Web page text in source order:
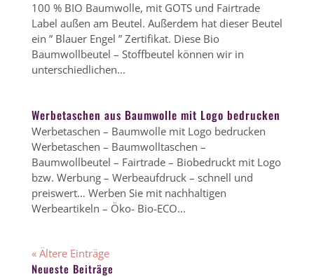
100 % BIO Baumwolle, mit GOTS und Fairtrade
Label außen am Beutel. Außerdem hat dieser Beutel
ein ” Blauer Engel ” Zertifikat. Diese Bio
Baumwollbeutel – Stoffbeutel können wir in
unterschiedlichen...
Werbetaschen aus Baumwolle mit Logo bedrucken
Werbetaschen – Baumwolle mit Logo bedrucken
Werbetaschen – Baumwolltaschen –
Baumwollbeutel – Fairtrade – Biobedruckt mit Logo
bzw. Werbung – Werbeaufdruck – schnell und
preiswert… Werben Sie mit nachhaltigen
Werbeartikeln – Öko- Bio-ECO...
« Ältere Einträge
Neueste Beiträge